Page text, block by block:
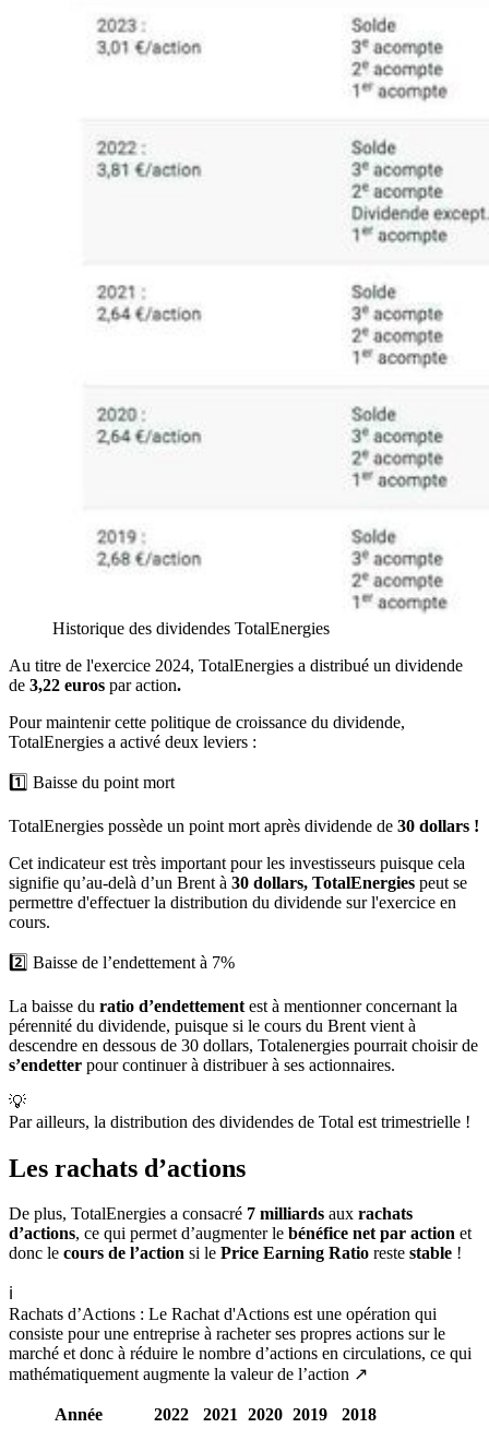
Historique des dividendes TotalEnergies
Au titre de l'exercice 2024, TotalEnergies a distribué un dividende
de 3,22 euros par action.
Pour maintenir cette politique de croissance du dividende,
TotalEnergies a activé deux leviers :
1️⃣ Baisse du point mort
TotalEnergies possède un point mort après dividende de 30 dollars !
Cet indicateur est très important pour les investisseurs puisque cela
signifie qu’au-delà d’un Brent à 30 dollars, TotalEnergies peut se
permettre d'effectuer la distribution du dividende sur l'exercice en
cours.
2️⃣ Baisse de l’endettement à 7%
La baisse du ratio d’endettement est à mentionner concernant la
pérennité du dividende, puisque si le cours du Brent vient à
descendre en dessous de 30 dollars, Totalenergies pourrait choisir de
s’endetter pour continuer à distribuer à ses actionnaires.
💡
Par ailleurs, la distribution des dividendes de Total est trimestrielle !
Les rachats d’actions
De plus, TotalEnergies a consacré 7 milliards aux rachats
d’actions, ce qui permet d’augmenter le bénéfice net par action et
donc le cours de l’action si le Price Earning Ratio reste stable !
ℹ️
Rachats d’Actions : Le Rachat d'Actions est une opération qui
consiste pour une entreprise à racheter ses propres actions sur le
marché et donc à réduire le nombre d’actions en circulations, ce qui
mathématiquement augmente la valeur de l’action ↗️
Année 2022 2021 2020 2019 2018